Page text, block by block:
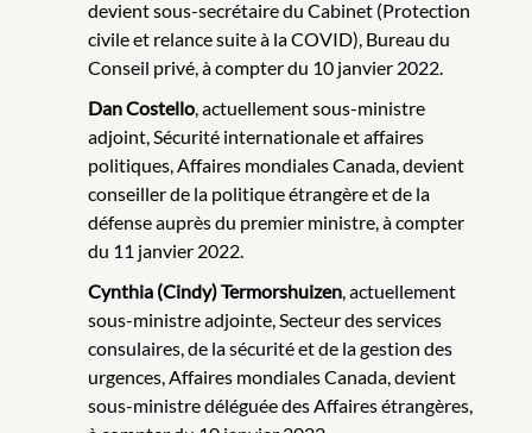
devient sous-secrétaire du Cabinet (Protection
civile et relance suite à la COVID), Bureau du
Conseil privé, à compter du 10 janvier 2022.
Dan Costello , actuellement sous-ministre
adjoint, Sécurité internationale et affaires
politiques, Affaires mondiales Canada, devient
conseiller de la politique étrangère et de la
défense auprès du premier ministre, à compter
du 11 janvier 2022.
Cynthia (Cindy) Termorshuizen , actuellement
sous-ministre adjointe, Secteur des services
consulaires, de la sécurité et de la gestion des
urgences, Affaires mondiales Canada, devient
sous-ministre déléguée des Affaires étrangères,